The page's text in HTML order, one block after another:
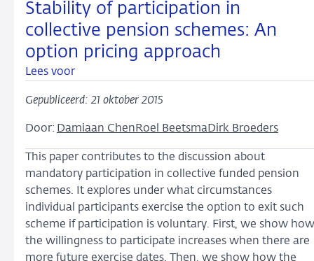
Stability of participation in
collective pension schemes: An
option pricing approach
Lees voor
Gepubliceerd: 21 oktober 2015
Door: Damiaan Chen Roel BeetsmaDirk Broeders
This paper contributes to the discussion about
mandatory participation in collective funded pension
schemes. It explores under what circumstances
individual participants exercise the option to exit such
scheme if participation is voluntary. First, we show how
the willingness to participate increases when there are
more future exercise dates. Then, we show how the